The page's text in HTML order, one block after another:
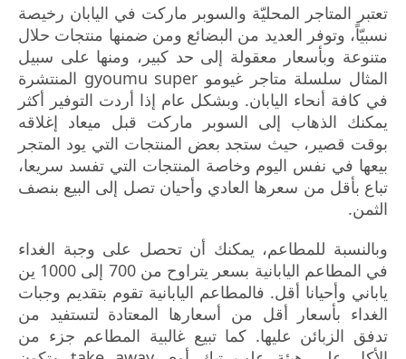
تعتبر المتاجر المحليّة والسوبر ماركت في اليابان رخيصة
نسبيّاً، وتوفر العديد من البضائع ومن ضمنها منتجات حلال
متنوعة وبأسعار معقولة إلى حد كبير، ومنها على سبيل
المثال سلسلة متاجر غيومو gyoumu super المنتشرة
في كافة أنحاء اليابان. وبشكل عام إذا أردت التوفير أكثر
يمكنك الذهاب إلى السوبر ماركت قبل ميعاد إغلاقه
بوقت قصير، حيث ستجد بعض المنتجات التي يود المتجر
بيعها في نفس اليوم وخاصة المنتجات التي تفسد سريعا،
تباع بأقل من سعرها العادي وأحيان تصل إلى البيع بنصف
الثمن.
وبالنسبة للمطاعم، يمكنك أن تحصل على وجبة الغداء
في المطاعم اليابانية بسعر يتراوح من 700 إلى 1000 ين
ياباني وأحيانا أقل. فالمطاعم اليابانية تقوم بتقديم وجبات
الغداء بأسعار أقل من أسعارها المعتادة لتستفيد من
تدفق الزبائن عليها. كما تبيع غالبية المطاعم جزء من